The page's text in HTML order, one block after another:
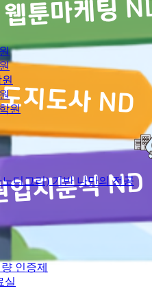
원
디그리) 기반 나만의 전공
인증제
실